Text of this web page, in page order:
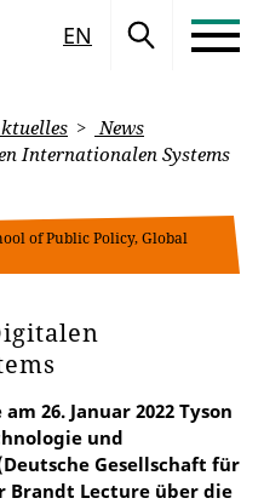
EN
News
Internationalen Systems
of Public Policy, Global
26. Januar 2022 Tyson
und
Gesellschaft für
Brandt Lecture über die